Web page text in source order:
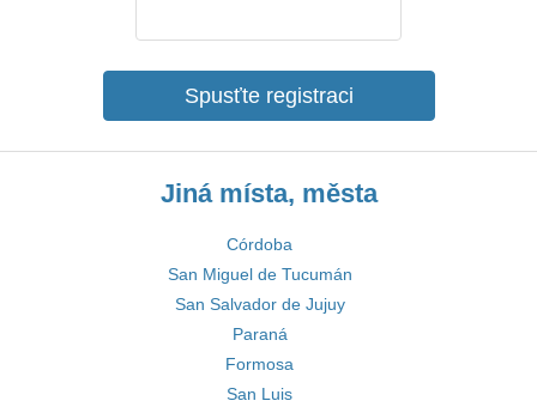
Spusťte registraci
Jiná místa, města
Córdoba
San Miguel de Tucumán
San Salvador de Jujuy
Paraná
Formosa
San Luis